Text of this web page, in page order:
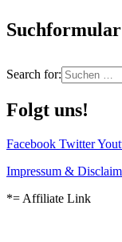
Suchformular
Search for:
Folgt uns!
Facebook Twitter
Impressum &
*= Affiliate Link